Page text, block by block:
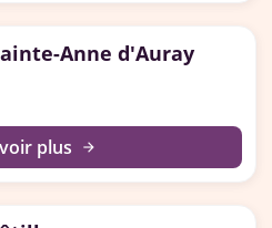
Anne d'Auray
plus arrow_forward